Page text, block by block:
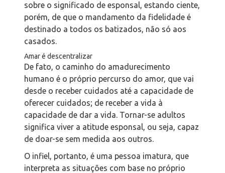
sobre o significado de esponsal, estando ciente,
porém, de que o mandamento da fidelidade é
destinado a todos os batizados, não só aos
casados.
Amar é descentralizar
De fato, o caminho do amadurecimento
humano é o próprio percurso do amor, que vai
desde o receber cuidados até a capacidade de
oferecer cuidados; de receber a vida à
capacidade de dar a vida. Tornar-se adultos
significa viver a atitude esponsal, ou seja, capaz
de doar-se sem medida aos outros.
O infiel, portanto, é uma pessoa imatura, que
interpreta as situações com base no próprio